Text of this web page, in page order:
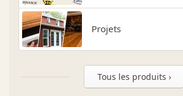
Projets
Tous les produits ›